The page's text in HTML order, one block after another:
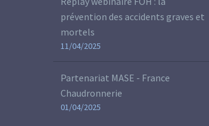
prévention des accidents graves et
mortels
11/04/2025
Partenariat MASE - France
Chaudronnerie
01/04/2025